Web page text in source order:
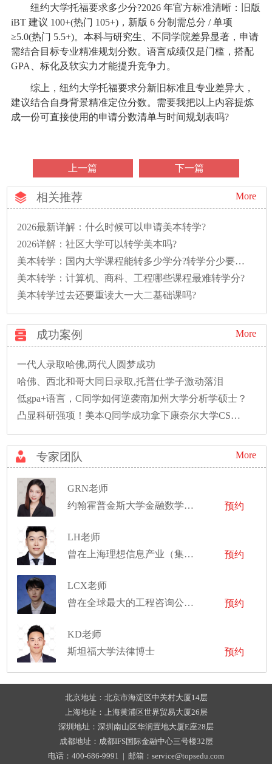
纽约大学托福要求多少分?2026 年官方标准清晰：旧版
iBT 建议 100+(热门 105+)，新版 6 分制需总分 / 单项
≥5.0(热门 5.5+)。本科与研究生、不同学院差异显著，申请
需结合目标专业精准规划分数。语言成绩仅是门槛，搭配
GPA、标化及软实力才能提升竞争力。
综上，纽约大学托福要求分新旧标准且专业差异大，
建议结合自身背景精准定位分数。需要我把以上内容提炼
成一份可直接使用的申请分数清单与时间规划表吗?
上一篇 下一篇
相关推荐 More
2026最新详解：什么时候可以申请美本转学?
2026详解：社区大学可以转学美本吗?
美本转学：国内大学课程能转多少学分?转学分少要多读一年怎么办?
美本转学：计算机、商科、工程哪些课程最难转学分?
美本转学过去还要重读大一大二基础课吗?
成功案例 More
一代人录取哈佛,两代人圆梦成功
哈佛、西北和哥大同日录取,托普仕学子激动落泪
低gpa+语言，C同学如何逆袭南加州大学分析学硕士？
凸显科研强项！美本Q同学成功拿下康奈尔大学CS硕士录取！
专家团队 More
GRN老师
约翰霍普金斯大学金融数学硕士
预约
LH老师
曾在上海理想信息产业（集团）有限公司担任软件工程师
预约
LCX老师
曾在全球最大的工程咨询公司工作
预约
KD老师
斯坦福大学法律博士
预约
北京地址：北京市海淀区中关村大厦14层
上海地址：上海黄浦区世界贸易大厦26层
深圳地址：深圳南山区华润置地大厦E座28层
成都地址：成都IFS国际金融中心三号楼32层
电话：400-686-9991 | 邮箱：service@topsedu.com